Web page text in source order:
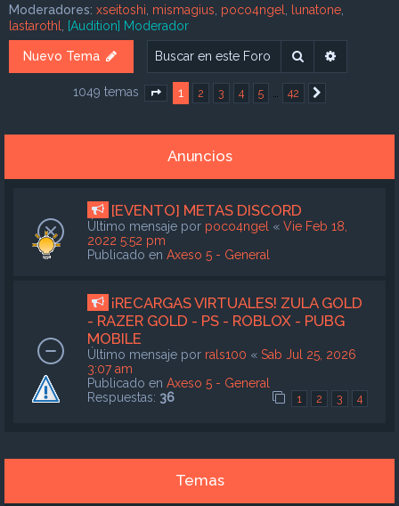
Moderadores: xseitoshi mismagius poco4ngel lunatone
lastarothl
[Audition] Moderador
Nuevo Tema Buscar
1049 temas Página de 42
1 2 3 4 5 42
Anuncios
[EVENTO] METAS DISCORD
Último mensaje por poco4ngel « Vie Feb 18,
2022 5:52 pm
Publicado en Axeso 5 - General
¡RECARGAS VIRTUALES! ZULA GOLD
- RAZER GOLD - PS - ROBLOX - PUBG
MOBILE
Último mensaje por rals100 « Sab Jul 25, 2026
3:07 am
Publicado en Axeso 5 - General
Respuestas: 36 1 2 3 4
Temas